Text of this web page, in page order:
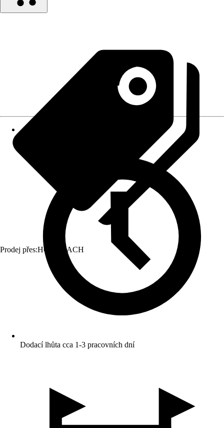
Prodej přes:HORNBACH
Dodací lhůta cca 1-3 pracovních dní